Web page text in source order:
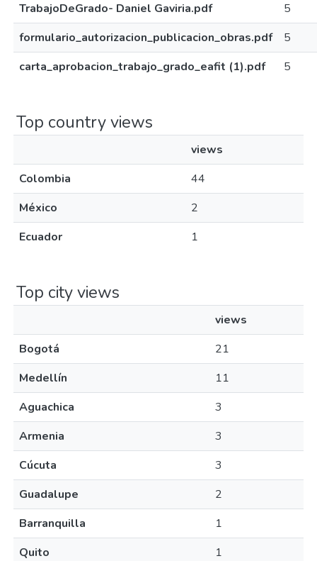
TrabajoDeGrado- Daniel Gaviria.pdf
5
formulario_autorizacion_publicacion_obras.pdf
5
carta_aprobacion_trabajo_grado_eafit (1).pdf
5
Top country views
views
Colombia
44
México
2
Ecuador
1
Top city views
views
Bogotá
21
Medellín
11
Aguachica
3
Armenia
3
Cúcuta
3
Guadalupe
2
Barranquilla
1
Quito
1